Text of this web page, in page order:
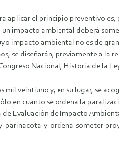
el principio preventivo
impacto ambiental deberá
impacto ambiental no es de
se diseñarán, previamente a la
Nacional, Historia de la
mil veintiuno y, en su lugar, se
en cuanto se ordena la
Evaluación de Impacto
parinacota-y-ordena-someter-